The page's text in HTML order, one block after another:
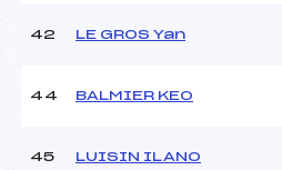
42 LE GROS Yan
44 BALMIER KEO
45 LUISIN ILANO